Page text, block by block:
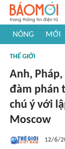
NÓNG MỚI
#Khám phá thế giới
THẾ GIỚI
Anh,
đàm phán
chú ý với
Moscow
12/6/